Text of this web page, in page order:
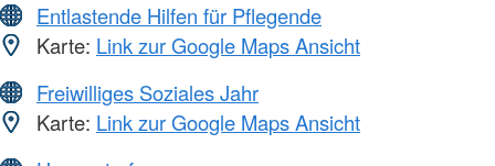
Entlastende Hilfen für Pflegende
Karte: Link zur Google Maps Ansicht
Freiwilliges Soziales Jahr
Karte: Link zur Google Maps Ansicht